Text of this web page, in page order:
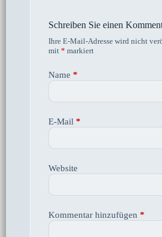
Schreiben Sie einen
Ihre E-Mail-Adresse wird nicht
mit * markiert
Name *
E-Mail *
Website
Kommentar hinzufügen *